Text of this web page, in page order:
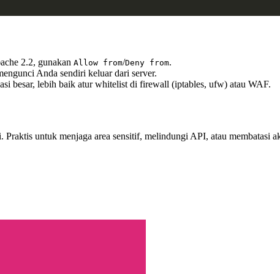
2.2, gunakan Allow from/Deny from.
Anda sendiri keluar dari server.
besar, lebih baik atur whitelist di firewall (iptables, ufw) atau WAF.
untuk menjaga area sensitif, melindungi API, atau membatasi